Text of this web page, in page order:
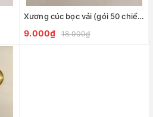
Xương cúc bọc vải (gói 50 chiếc) - 30mm
9.000₫ 18.000₫